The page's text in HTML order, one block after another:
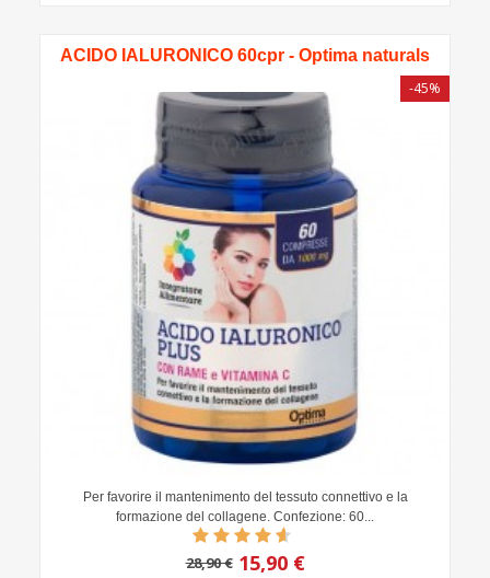
ACIDO IALURONICO 60cpr - Optima naturals
Per favorire il mantenimento del tessuto connettivo e la
formazione del collagene. Confezione: 60...
28,90 €
-45%
15,90 €